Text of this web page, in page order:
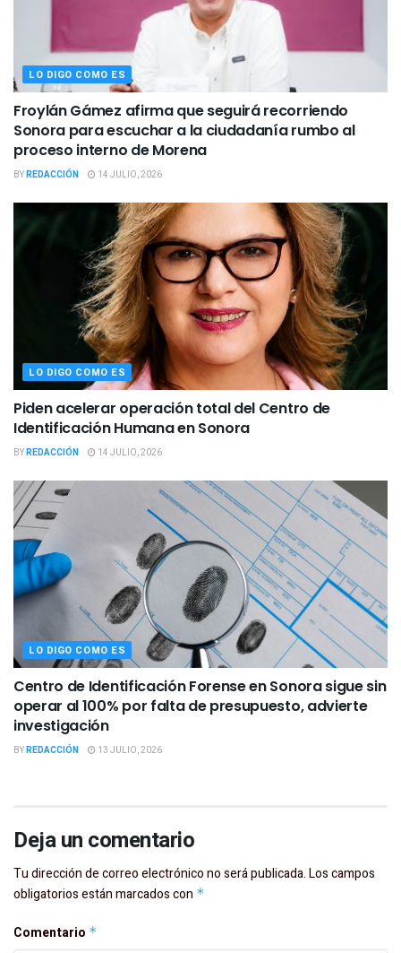
LO DIGO COMO ES
Froylán Gámez afirma que seguirá recorriendo
Sonora para escuchar a la ciudadanía rumbo al
proceso interno de Morena
BYREDACCIÓN 14 JULIO, 2026
LO DIGO COMO ES
Piden acelerar operación total del Centro de
Identificación Humana en Sonora
BYREDACCIÓN 14 JULIO, 2026
LO DIGO COMO ES
Centro de Identificación Forense en Sonora sigue sin
operar al 100% por falta de presupuesto, advierte
investigación
BYREDACCIÓN 13 JULIO, 2026
Deja un comentario
Tu dirección de correo electrónico no será publicada.Los campos
obligatorios están marcados con *
Comentario *